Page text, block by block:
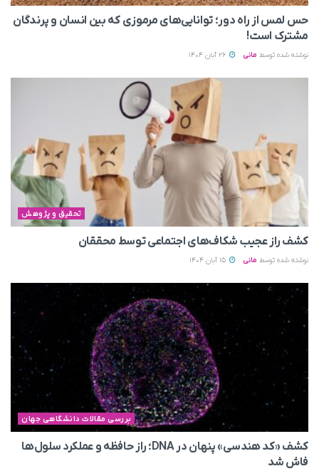
حس لمس از راه دور؛ توانایی‌های مرموزی که بین انسان و پرندگان
مشترک است!
نوشته شده توسط مانی
تحقیق و پژوهش
کشف راز عجیب شکاف‌های اجتماعی توسط محققان
نوشته شده توسط مانی
بررسی مقالات دانشگاهی جهان
کشف «کد هندسی» پنهان در DNA؛ راز حافظه و عملکرد سلول‌ها
فاش شد